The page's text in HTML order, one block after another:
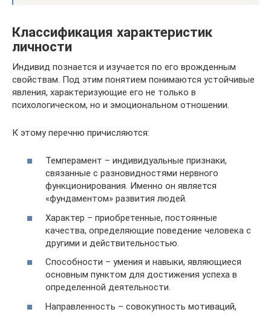
Классификация характеристик
личности
Индивид познается и изучается по его врожденным
свойствам. Под этим понятием понимаются устойчивые
явления, характеризующие его не только в
психологическом, но и эмоциональном отношении.
К этому перечню причисляются:
Темперамент – индивидуальные признаки,
связанные с разновидностями нервного
функционирования. Именно он является
«фундаментом» развития людей.
Характер – приобретенные, постоянные
качества, определяющие поведение человека с
другими и действительностью.
Способности – умения и навыки, являющиеся
основным пунктом для достижения успеха в
определенной деятельности.
Направленность – совокупность мотиваций,